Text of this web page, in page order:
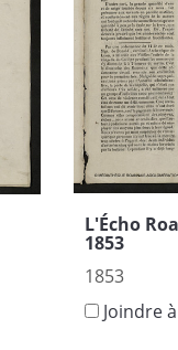
L'Écho
1853
1853
Joindre